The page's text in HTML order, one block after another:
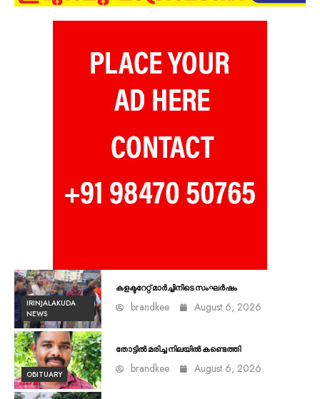
IRINJALAKUDA
NEWS
കളക്ടറേറ്റ് മാർച്ചിനിടെ സംഘർഷം
brandkee August 6, 2026
OBITUARY
തോട്ടിൽ മരിച്ച നിലയിൽ കണ്ടെത്തി
brandkee August 6, 2026